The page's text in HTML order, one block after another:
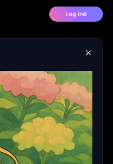
Log ind